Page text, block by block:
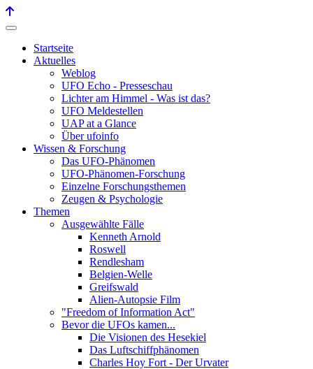
Startseite
Aktuelles
Weblog
UFO Echo - Presseschau
Lichter am Himmel - Was ist das?
UFO Meldestellen
UAP at a Glance
Über ufoinfo
Wissen & Forschung
Das UFO-Phänomen
UFO-Phänomen-Forschung
Einzelne Forschungsthemen
Zeugen & Psychologie
Themen
Ausgewählte Fälle
Kenneth Arnold
Roswell
Rendlesham
Belgien-Welle
Greifswald
Alien-Autopsie Film
"Freedom of Information Act"
Bevor die UFOs kamen...
Die Visionen des Hesekiel
Das Luftschiffphänomen
Charles Hoy Fort - Der Urvater